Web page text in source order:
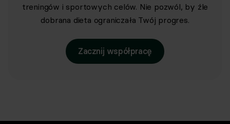
treningów i sportowych celów. Nie pozwól, by źle
dobrana dieta ograniczała Twój progres.
Zacznij współpracę